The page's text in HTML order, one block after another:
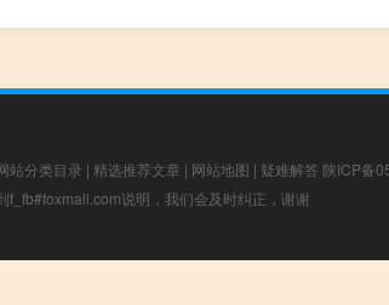
站分类目录 | 精选推荐文章 | 网站地图 | 疑难解答 陕ICP备
f_fb#foxmail.com说明，我们会及时纠正，谢谢